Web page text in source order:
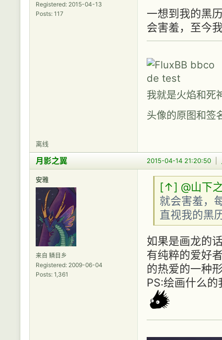
Registered: 2015-04-13
Posts: 117
一想到我的黑
会害羞，至今
我就是火焰和死
头像的原图和签
离线
2015-04-14 21:20:50
月影之翼
安雅
来自 鳞目乡
Registered: 2009-06-04
Posts: 1,361
[↑] @山下
就会害羞，
直视我的黑
如果是画龙的
有纯粹的爱好
的热爱的一种
PS:绘画什么